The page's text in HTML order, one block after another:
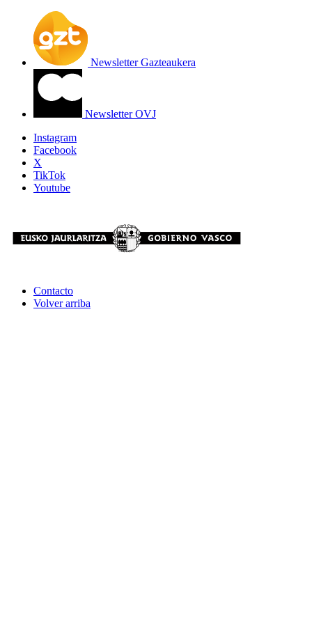
Newsletter Gazteaukera
Newsletter OVJ
Instagram
Facebook
X
TikTok
Youtube
Contacto
Volver arriba